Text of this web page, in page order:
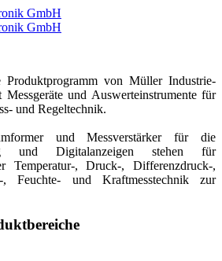
Produktprogramm von Müller Industrie-
Messgeräte und Auswerteinstrumente für
und Regeltechnik.
und Messverstärker für die
und Digitalanzeigen stehen für
Temperatur-, Druck-, Differenzdruck-,
, Feuchte- und Kraftmesstechnik zur